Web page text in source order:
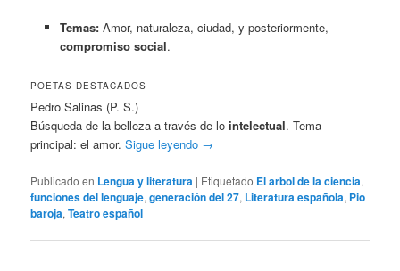
Temas:Amor, naturaleza, ciudad, y posteriormente,
compromiso social.
POETAS DESTACADOS
Pedro Salinas (P. S.)
Búsqueda de la belleza a través de lointelectual. Tema
principal: el amor.Sigue leyendo →
Publicado en Lengua y literatura | Etiquetado El arbol de la ciencia,
funciones del lenguaje,generación del 27, Literatura española, Pio
baroja,Teatro español